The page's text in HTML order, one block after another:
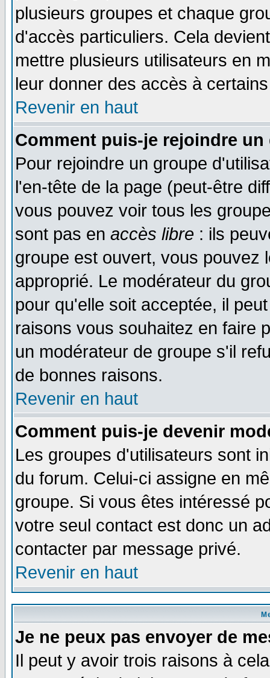
plusieurs groupes et chaque
d'accès particuliers. Cela
mettre plusieurs utilisateurs en
leur donner des accès à
Revenir en haut
Comment puis-je rejoindre
Pour rejoindre un groupe
l'en-tête de la page (peut-être
vous pouvez voir tous les
sont pas en accès libre : ils
groupe est ouvert, vous pouvez
approprié. Le modérateur du
pour qu'elle soit acceptée, il
raisons vous souhaitez en faire
un modérateur de groupe s'il
de bonnes raisons.
Revenir en haut
Comment puis-je devenir
Les groupes d'utilisateurs sont
du forum. Celui-ci assigne en
groupe. Si vous êtes intéressé
votre seul contact est donc un
contacter par message privé.
Revenir en haut
Je ne peux pas envoyer de
Il peut y avoir trois raisons à